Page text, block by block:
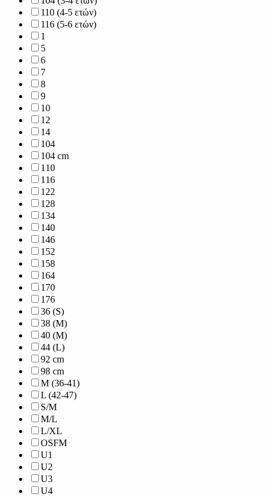
110 (4-5 ετών)
116 (5-6 ετών)
1
5
6
7
8
9
10
12
14
104
104 cm
110
116
122
128
134
140
146
152
158
164
170
176
36 (S)
38 (M)
40 (M)
44 (L)
92 cm
98 cm
M (36-41)
L (42-47)
S/M
M/L
L/XL
OSFM
U1
U2
U3
U4